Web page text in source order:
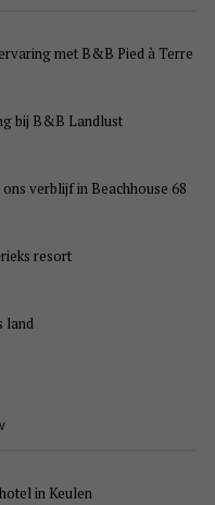
met B&B Pied à Terre
bij B&B Landlust
verblijf in Beachhouse 68
resort
land
in Keulen